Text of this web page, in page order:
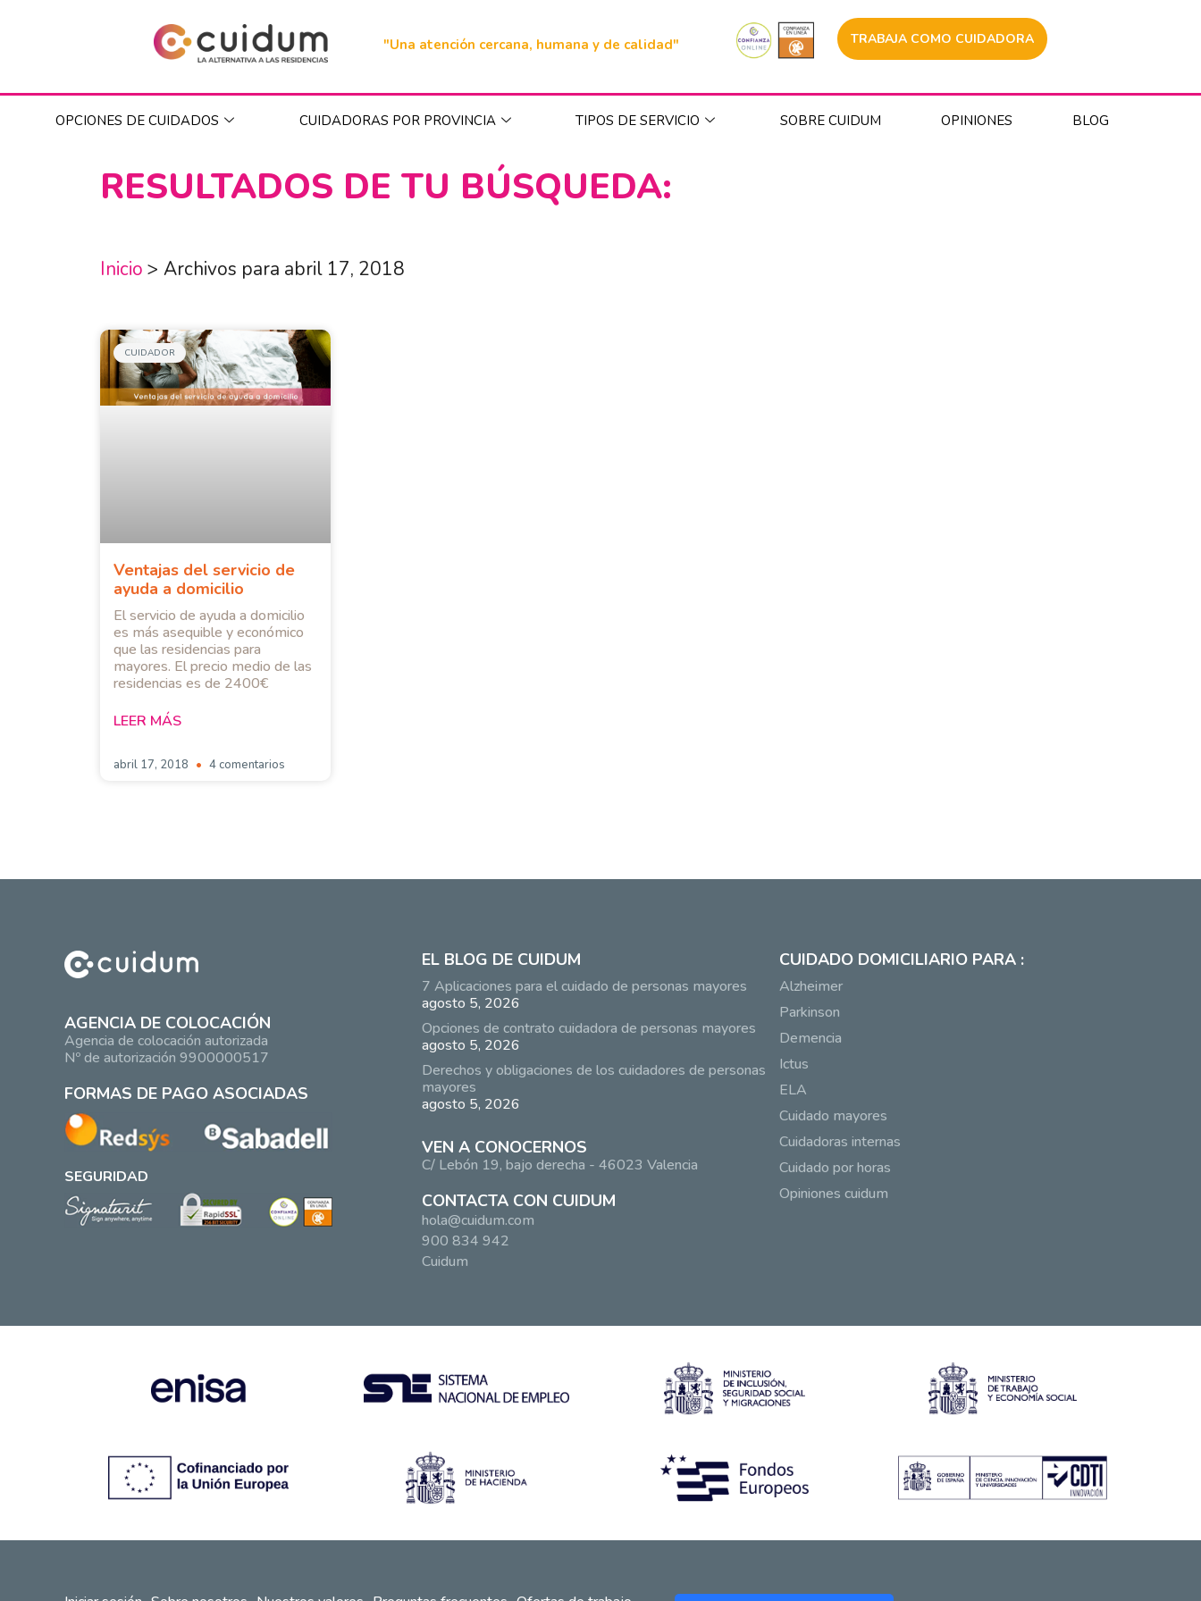
"Una atención cercana, humana y de calidad" TRABAJA COMO CUIDADORA
OPCIONES DE CUIDADOS CUIDADORAS POR PROVINCIA TIPOS DE SERVICIO SOBRE CUIDUM OPINIONES BLOG
RESULTADOS DE TU BÚSQUEDA:
Inicio > Archivos para abril 17, 2018
CUIDADOR
Ventajas del servicio de
ayuda a domicilio
El servicio de ayuda a domicilio
es más asequible y económico
que las residencias para
mayores. El precio medio de las
residencias es de 2400€
LEER MÁS
abril 17, 2018 4 comentarios
AGENCIA DE COLOCACIÓN
Agencia de colocación autorizada
Nº de autorización 9900000517
FORMAS DE PAGO ASOCIADAS
SEGURIDAD
EL BLOG DE CUIDUM
7 Aplicaciones para el cuidado de personas mayores
agosto 5, 2026
Opciones de contrato cuidadora de personas mayores
agosto 5, 2026
Derechos y obligaciones de los cuidadores de personas
mayores
agosto 5, 2026
VEN A CONOCERNOS
C/ Lebón 19, bajo derecha - 46023 Valencia
CONTACTA CON CUIDUM
hola@cuidum.com
900 834 942
Cuidum
CUIDADO DOMICILIARIO PARA :
Alzheimer
Parkinson
Demencia
Ictus
ELA
Cuidado mayores
Cuidadoras internas
Cuidado por horas
Opiniones cuidum